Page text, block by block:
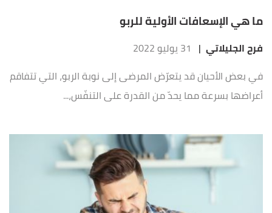
ما هي الإسعافات الأولية للربو
فرح الجليلاتي | 31 يوليو 2022
في بعض الأحيان قد يتعرّض المرضى إلى نوبة الربو، التي تتفاقم
أعراضها بسرعة مما يحدّ من القدرة على التنفّس،...